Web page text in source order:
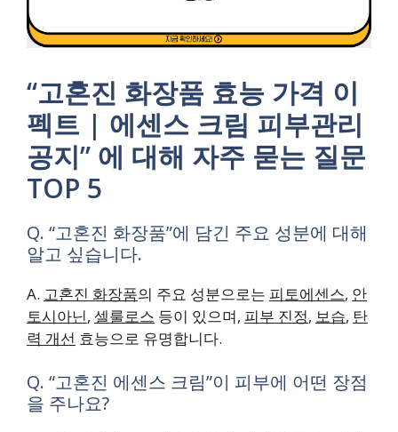
“고혼진 화장품 효능 가격 이
펙트 | 에센스 크림 피부관리
공지” 에 대해 자주 묻는 질문
TOP 5
Q. “고혼진 화장품”에 담긴 주요 성분에 대해
알고 싶습니다.
A. 고혼진 화장품의 주요 성분으로는 피토에센스, 안
토시아닌, 셀룰로스 등이 있으며, 피부 진정, 보습, 탄
력 개선 효능으로 유명합니다.
Q. “고혼진 에센스 크림”이 피부에 어떤 장점
을 주나요?